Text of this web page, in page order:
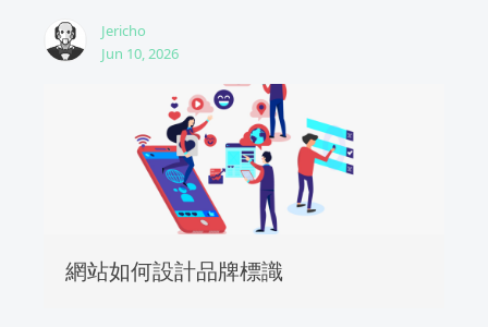
Jericho
Jun 10, 2026
網站如何設計品牌標識